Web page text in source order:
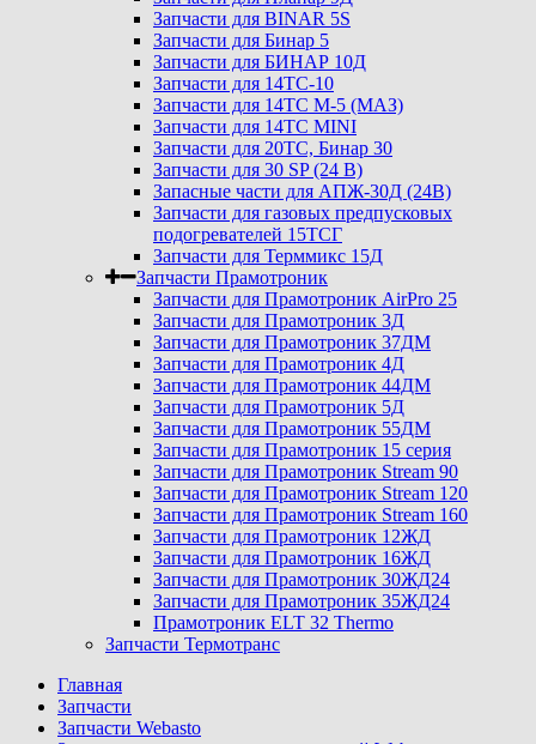
Запчасти для BINAR 5S
Запчасти для Бинар 5
Запчасти для БИНАР 10Д
Запчасти для 14ТС-10
Запчасти для 14ТС М-5 (МАЗ)
Запчасти для 14ТС MINI
Запчасти для 20ТС, Бинар 30
Запчасти для 30 SP (24 В)
Запасные части для АПЖ-30Д (24В)
Запчасти для газовых предпусковых
подогревателей 15ТСГ
Запчасти для Терммикс 15Д
Запчасти Прамотроник
Запчасти для Прамотроник AirPro 25
Запчасти для Прамотроник 3Д
Запчасти для Прамотроник 37ДМ
Запчасти для Прамотроник 4Д
Запчасти для Прамотроник 44ДМ
Запчасти для Прамотроник 5Д
Запчасти для Прамотроник 55ДМ
Запчасти для Прамотроник 15 серия
Запчасти для Прамотроник Stream 90
Запчасти для Прамотроник Stream 120
Запчасти для Прамотроник Stream 160
Запчасти для Прамотроник 12ЖД
Запчасти для Прамотроник 16ЖД
Запчасти для Прамотроник 30ЖД24
Запчасти для Прамотроник 35ЖД24
Прамотроник ELT 32 Thermo
Запчасти Термотранс
Главная
Запчасти
Запчасти Webasto